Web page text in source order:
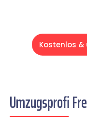
Kostenlos
Umzugsprofi